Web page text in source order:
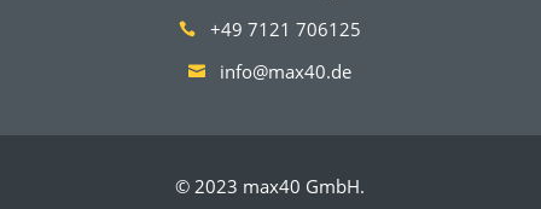
 +49 7121 706125
 info@max40.de
© 2023 max40 GmbH.